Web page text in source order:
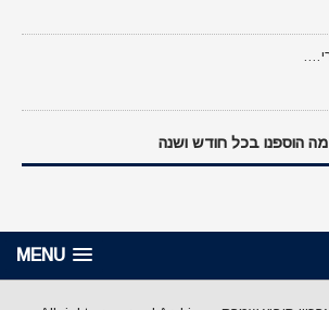
מה הוספנו בכל חודש ושנה
MENU